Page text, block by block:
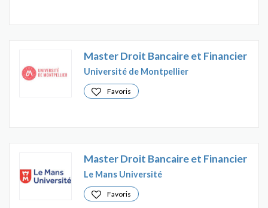
Master Droit Bancaire et Financier
Université de Montpellier
Favoris
Master Droit Bancaire et Financier
Le Mans Université
Favoris